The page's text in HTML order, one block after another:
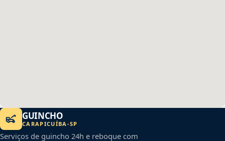
GUINCHO
CARAPICUÍBA -SP
Serviços de guincho 24h e reboque com